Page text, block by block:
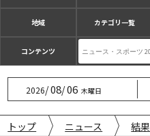
地域 カテゴリ一覧
コンテンツ
2026/08/06 木曜日
トップ ニュース 結果